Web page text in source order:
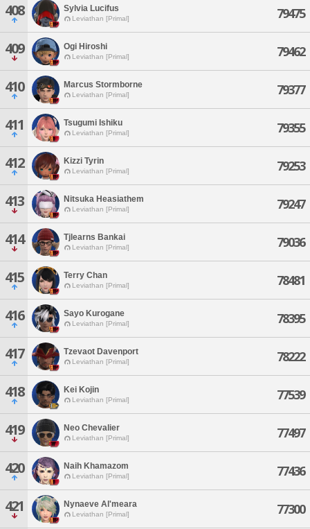
408 Sylvia Lucifus
Leviathan [Primal] 79475
409 Ogi Hiroshi
Leviathan [Primal] 79462
410 Marcus Stormborne
Leviathan [Primal] 79377
411 Tsugumi Ishiku
Leviathan [Primal] 79355
412 Kizzi Tyrin
Leviathan [Primal] 79253
413 Nitsuka Heasiathem
Leviathan [Primal] 79247
414 Tjlearns Bankai
Leviathan [Primal] 79036
415 Terry Chan
Leviathan [Primal] 78481
416 Sayo Kurogane
Leviathan [Primal] 78395
417 Tzevaot Davenport
Leviathan [Primal] 78222
418 Kei Kojin
Leviathan [Primal] 77539
419 Neo Chevalier
Leviathan [Primal] 77497
420 Naih Khamazom
Leviathan [Primal] 77436
421 Nynaeve Al'meara
Leviathan [Primal] 77300